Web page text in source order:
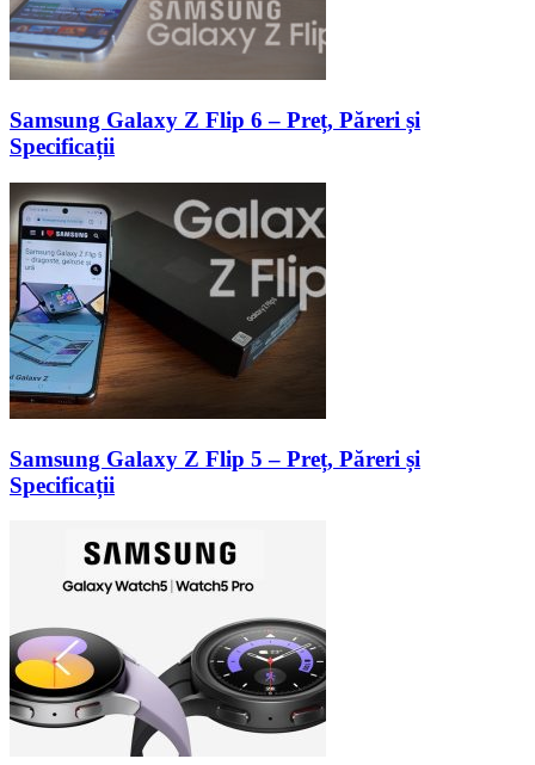
Samsung Galaxy Z Flip 6 – Preț, Păreri și
Specificații
Samsung Galaxy Z Flip 5 – Preț, Păreri și
Specificații